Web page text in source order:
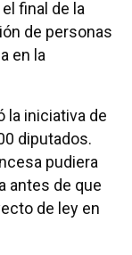
final de la
de personas
en la
la iniciativa de
diputados.
pudiera
antes de que
de ley en